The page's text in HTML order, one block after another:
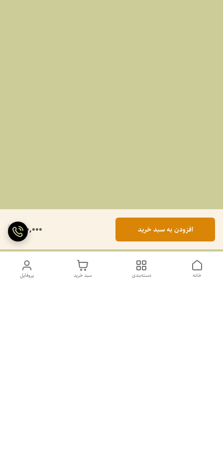
990,000 افزودن به سبد خرید
پروفایل سبد خرید دسته‌بندی خانه